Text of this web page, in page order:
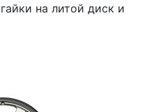
на литой диск и